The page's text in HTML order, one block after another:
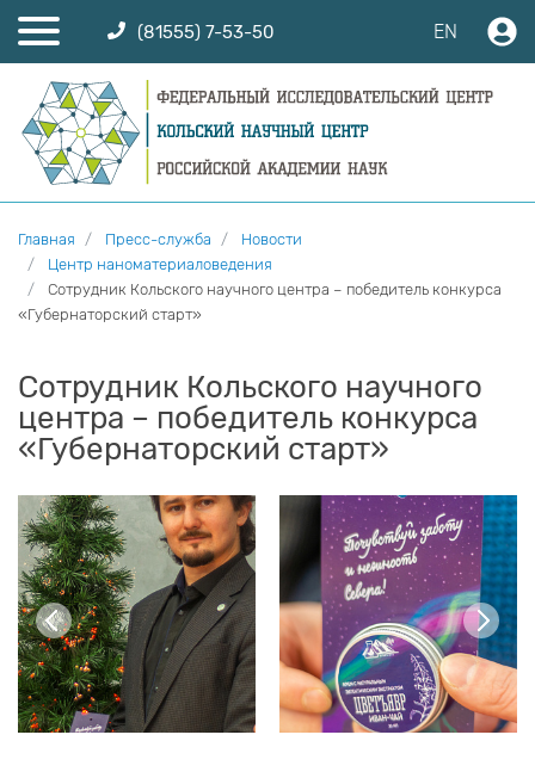
(81555) 7-53-50 EN
Главная Пресс-служба
Новости
Центр наноматериаловедения
Сотрудник Кольского научного центра – победитель конкурса
«Губернаторский старт»
Сотрудник Кольского научного
центра – победитель конкурса
«Губернаторский старт»